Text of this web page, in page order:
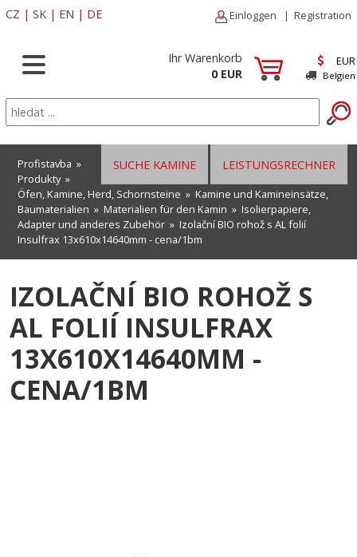
CZ | SK | EN | DE Einloggen | Registration
Ihr Warenkorb
0 EUR
EUR
Belgien
LEISTUNGSRECHNER
SUCHE KAMINE
Profistavba »
Produkty»
Öfen, Kamine, Herd, Schornsteine » Kamine und Kamineinsätze,
Baumaterialien » Materialien für den Kamin » Isolierpapiere,
Adapter und anderes Zubehör » Izolační BIO rohož s AL folií
Insulfrax 13x610x14640mm - cena/1bm
IZOLAČNÍ BIO ROHOŽ S
AL FOLIÍ INSULFRAX
13X610X14640MM -
CENA/1BM